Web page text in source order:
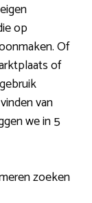
op
Of
of
van
we in 5
zoeken